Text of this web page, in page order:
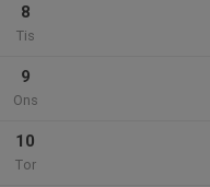
8
Tis
9
Ons
10
Tor